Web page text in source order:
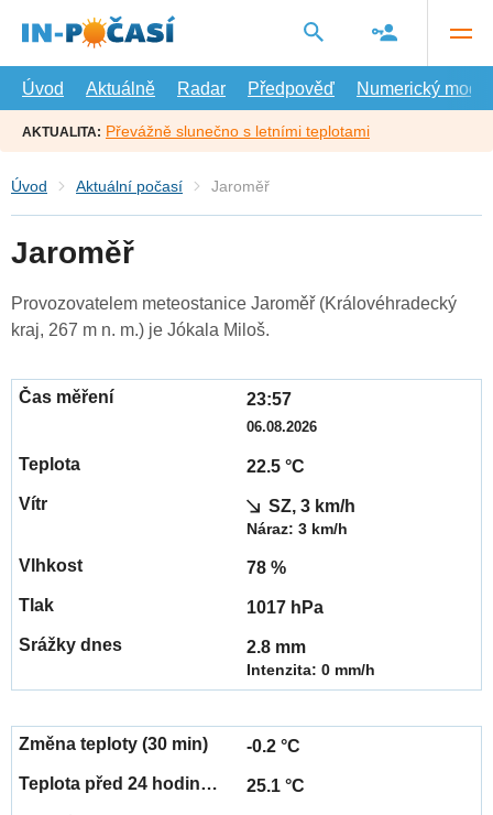
hlavní
Úvod
Aktuálně Radar Předpověď Numerický model
AKTUALITA: Převážně slunečno s letními teplotami
Úvod Aktuální počasí Jaroměř
Jaroměř
Provozovatelem meteostanice Jaroměř (Královéhradecký
kraj, 267 m n. m.) je Jókala Miloš.
23:57
06.08.2026
22.5 °C
SZ, 3 km/h
Náraz: 3 km/h
78 %
1017 hPa
2.8 mm
Intenzita: 0 mm/h
-0.2 °C
25.1 °C